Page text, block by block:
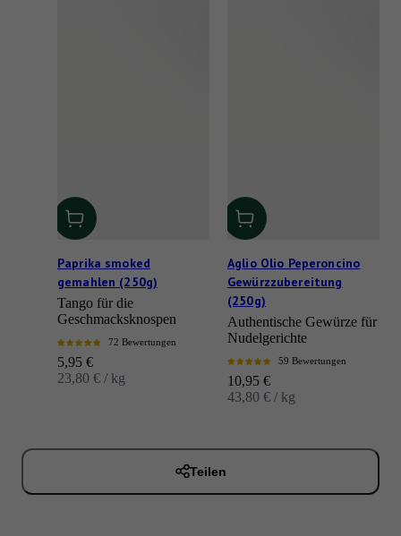
Paprika smoked
gemahlen (250g)
Tango für die
Geschmacksknospen
72 Bewertungen
Angebot
5,95 €
23,80 € / kg
Aglio Olio Peperoncino
Gewürzzubereitung
(250g)
Authentische Gewürze für
Nudelgerichte
59 Bewertungen
Angebot
10,95 €
43,80 € / kg
Teilen